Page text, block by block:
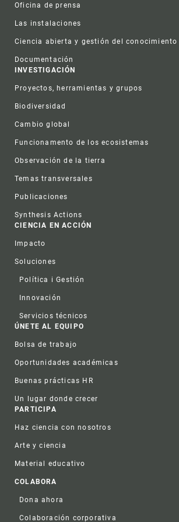
Oficina de prensa
Las instalaciones
Ciencia abierta y gestión del conocimiento
Documentación
INVESTIGACIÓN
Proyectos, herramientas y grupos
Biodiversidad
Cambio global
Funcionamento de los ecosistemas
Observación de la tierra
Temas transversales
Publicaciones
Synthesis Actions
CIENCIA EN ACCIÓN
Impacto
Soluciones
Política i Gestión
Innovación
Servicios técnicos
ÚNETE AL EQUIPO
Bolsa de trabajo
Oportunidades académicas
Buenas prácticas HR
Un lugar donde crecer
PARTICIPA
Haz ciencia con nosotros
Arte y ciencia
Material educativo
COLABORA
Dona ahora
Colaboración corporativa